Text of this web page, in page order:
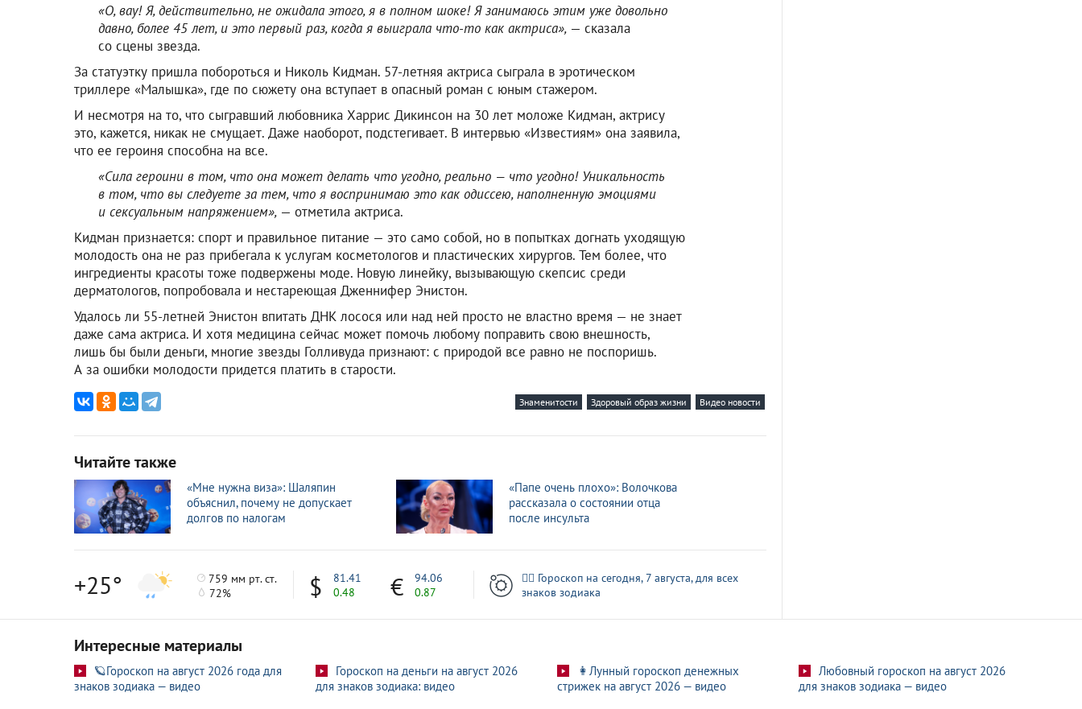
«О, вау! Я, действительно, не ожидала этого, я в полном шоке! Я занимаюсь этим уже довольно
давно, более 45 лет, и это первый раз, когда я выиграла что-то как актриса», — сказала
со сцены звезда.
За статуэтку пришла побороться и Николь Кидман. 57-летняя актриса сыграла в эротическом
триллере «Малышка», где по сюжету она вступает в опасный роман с юным стажером.
И несмотря на то, что сыгравший любовника Харрис Дикинсон на 30 лет моложе Кидман, актрису
это, кажется, никак не смущает. Даже наоборот, подстегивает. В интервью «Известиям» она заявила,
что ее героиня способна на все.
«Сила героини в том, что она может делать что угодно, реально — что угодно! Уникальность
в том, что вы следуете за тем, что я воспринимаю это как одиссею, наполненную эмоциями
и сексуальным напряжением», — отметила актриса.
Кидман признается: спорт и правильное питание — это само собой, но в попытках догнать уходящую
молодость она не раз прибегала к услугам косметологов и пластических хирургов. Тем более, что
ингредиенты красоты тоже подвержены моде. Новую линейку, вызывающую скепсис среди
дерматологов, попробовала и нестареющая Дженнифер Энистон.
Удалось ли 55-летней Энистон впитать ДНК лосося или над ней просто не властно время — не знает
даже сама актриса. И хотя медицина сейчас может помочь любому поправить свою внешность,
лишь бы были деньги, многие звезды Голливуда признают: с природой все равно не поспоришь.
А за ошибки молодости придется платить в старости.
Знаменитости Здоровый образ жизни Видео новости
Читайте также
«Мне нужна виза»: Шаляпин
объяснил, почему не допускает
долгов по налогам
«Папе очень плохо»: Волочкова
рассказала о состоянии отца
после инсульта
+25°
759 мм рт. ст.
72%
81.41
0.48
94.06
0.87
🧙‍♀ Гороскоп на сегодня, 7 августа, для всех
знаков зодиака
Интересные материалы
🪐Гороскоп на август 2026 года для
знаков зодиака — видео
Гороскоп на деньги на август 2026
для знаков зодиака: видео
👩Лунный гороскоп денежных
стрижек на август 2026 — видео
Любовный гороскоп на август 2026
для знаков зодиака — видео